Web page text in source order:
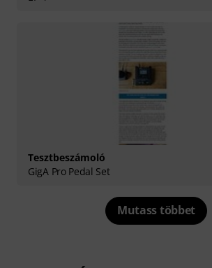
Tesztbeszámoló
GigA Pro Pedal Set
Mutass többet